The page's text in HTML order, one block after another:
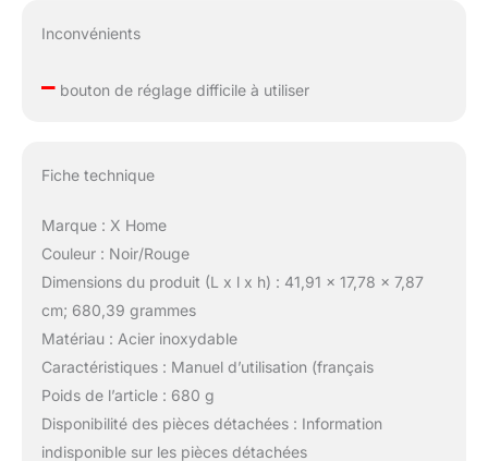
Inconvénients
–bouton de réglage difficile à utiliser
Fiche technique
Marque : X Home
Couleur : Noir/Rouge
Dimensions du produit (L x l x h) : 41,91 x 17,78 x 7,87
cm; 680,39 grammes
Matériau : Acier inoxydable
Caractéristiques : Manuel d’utilisation (français
Poids de l’article : 680 g
Disponibilité des pièces détachées : Information
indisponible sur les pièces détachées